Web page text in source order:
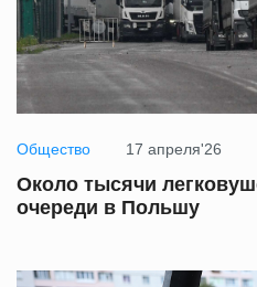
Общество 17 апреля'26
Около тысячи
очереди в Польшу